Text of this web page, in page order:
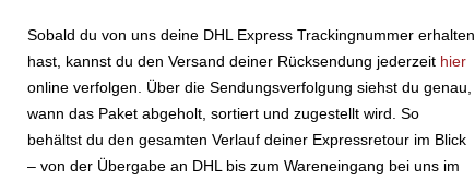
Sobald du von uns deine DHL Express Trackingnummer erhalten
hast, kannst du den Versand deiner Rücksendung jederzeit hier
online verfolgen. Über die Sendungsverfolgung siehst du genau,
wann das Paket abgeholt, sortiert und zugestellt wird. So
behältst du den gesamten Verlauf deiner Expressretour im Blick
– von der Übergabe an DHL bis zum Wareneingang bei uns im